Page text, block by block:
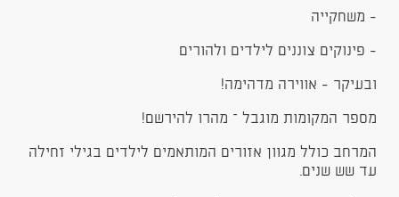
- משחקייה
- פינוקים צוננים לילדים ולהורים
ובעיקר - אווירה מדהימה!
מספר המקומות מוגבל – מהרו להירשם!
המרחב כולל מגוון אזורים המותאמים לילדים בגילי זחילה
עד שש שנים.